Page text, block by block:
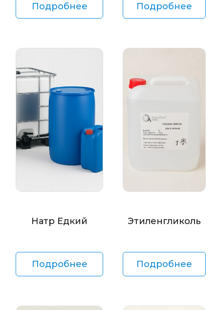
Подробнее Подробнее
Натр Едкий
Подробнее
Этиленгликоль
Подробнее